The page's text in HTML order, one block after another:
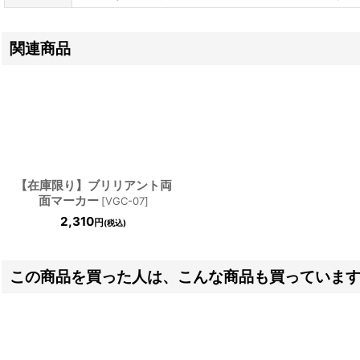
関連商品
【在庫限り】ブリリアント両
面マーカー [VGC-07]
2,310円 (税込)
この商品を買った人は、こんな商品も買っています